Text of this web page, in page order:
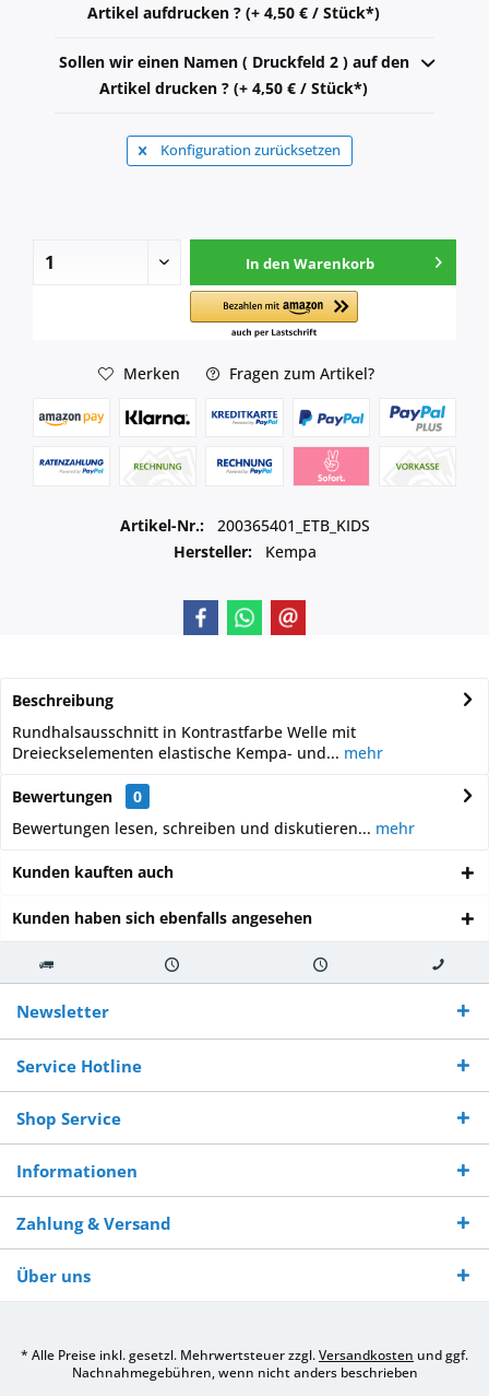
Artikel aufdrucken ? (+ 4,50 € / Stück*)
Sollen wir einen Namen ( Druckfeld 2 ) auf den
Artikel drucken ? (+ 4,50 € / Stück*)
Konfiguration zurücksetzen
In den Warenkorb
Merken Fragen zum Artikel?
Artikel-Nr.:
200365401_ETB_KIDS
Hersteller:
Kempa
Beschreibung
Rundhalsausschnitt in Kontrastfarbe Welle mit
Dreieckselementen elastische Kempa- und... mehr
Bewertungen
0
Bewertungen lesen, schreiben und diskutieren... mehr
Kunden kauften auch
Kunden haben sich ebenfalls angesehen
Kostenloser
Versand ab €
250,-
Versand innerhalb von Versand von So erreichen
Sie uns 0160
970 511 90
Newsletter
Service Hotline
Shop Service
Informationen
Zahlung & Versand
Über uns
* Alle Preise inkl. gesetzl. Mehrwertsteuer zzgl.Versandkosten und ggf.
Nachnahmegebühren, wenn nicht anders beschrieben